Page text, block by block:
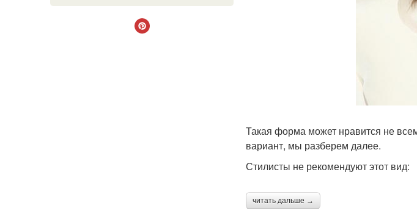
Такая форма может нравится не
вариант, мы разберем далее.
Стилисты не рекомендуют этот вид:
читать дальше →